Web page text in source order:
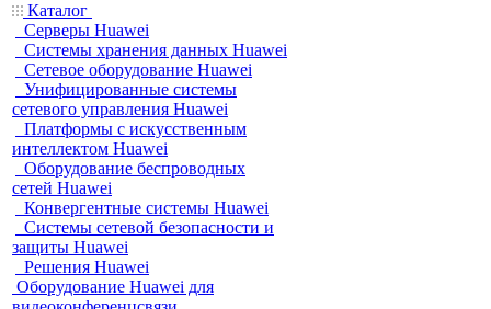
Каталог
Серверы Huawei
Системы хранения данных Huawei
Сетевое оборудование Huawei
Унифицированные системы
сетевого управления Huawei
Платформы с искусственным
интеллектом Huawei
Оборудование беспроводных
сетей Huawei
Конвергентные системы Huawei
Системы сетевой безопасности и
защиты Huawei
Решения Huawei
Оборудование Huawei для